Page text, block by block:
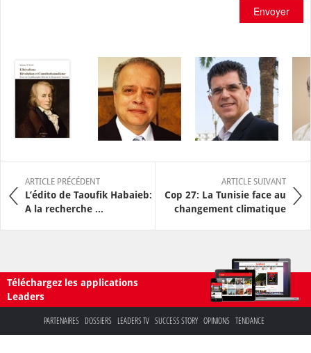
Envoyer
ARTICLE PRÉCÉDENT
L’édito de Taoufik Habaieb:
A la recherche ...
ARTICLE SUIVANT
Cop 27: La Tunisie face au
changement climatique
Téléchargez les applications
Leaders
PARTENAIRES DOSSIERS LEADERS TV SUCCESS STORY OPINIONS TENDANCE